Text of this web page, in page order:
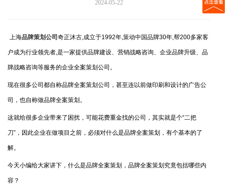
2024-05-22
上海品牌策划公司 奇正沐古,成立于1992年,策动中国品牌30年,帮200多家客
户成为行业领先者,是一家提供品牌建设、营销战略咨询、企业品牌升级、品
牌战略咨询等服务的企业全案策划公司。
现在很多公司都自称品牌全案策划公司，甚至连以前做印刷和设计的广告公
司，也自称做品牌全案策划。
这就给很多企业带来了困扰，可能花费重金找的公司，其实就是个“二把
刀”，因此企业在做项目之前，必须对什么是品牌全案策划，有个基本的了
解。
今天小编给大家讲下，什么是品牌全案策划，品牌全案策划究竟包括哪些内
容？